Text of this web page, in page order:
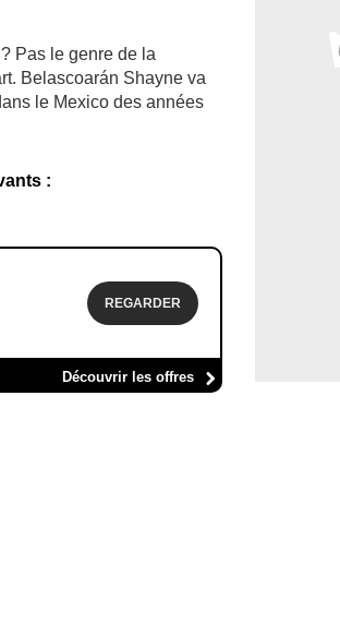
Pas le genre de la
Belascoarán Shayne va
le Mexico des années
:
REGARDER
Découvrir les offres